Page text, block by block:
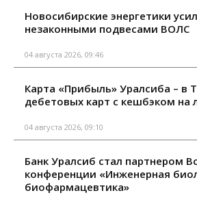
Новосибирские энергетики
незаконными подвесами ВОЛС
04 августа 2026, 09:46
Карта «Прибыль» Уралсиба – в
дебетовых карт с кешбэком на
04 августа 2026, 09:10
Банк Уралсиб стал партнером
конференции «Инженерная
биофармацевтика»